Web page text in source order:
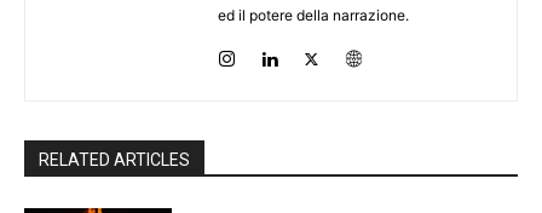
ed il potere della narrazione.
RELATED ARTICLES